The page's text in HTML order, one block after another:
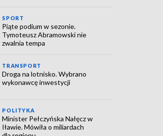
SPORT
Piąte podium w sezonie.
Tymoteusz Abramowski nie
zwalnia tempa
TRANSPORT
Droga na lotnisko. Wybrano
wykonawcę inwestycji
POLITYKA
Minister Pełczyńska Nałęcz w
Iławie. Mówiła o miliardach